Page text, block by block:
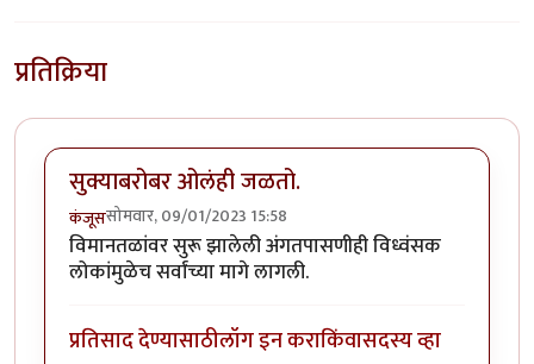
प्रतिक्रिया
सुक्याबरोबर ओलंही जळतो.
कंजूससोमवार, 09/01/2023 15:58
विमानतळांवर सुरू झालेली अंगतपासणीही विध्वंसक
लोकांमुळेच सर्वांच्या मागे लागली.
प्रतिसाद देण्यासाठीलॉग इन कराकिंवासदस्य व्हा